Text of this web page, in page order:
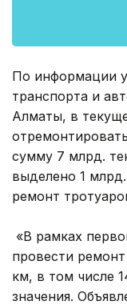
По информации
транспорта и
Алматы, в
сумму 7 млрд.
выделено 1
ремонт
«В рамках
провести
км, в том числе
значения.